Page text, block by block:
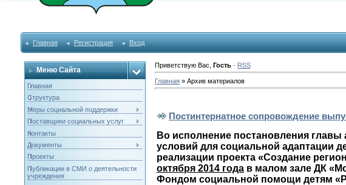
Главная Регистрация Вход
Меню Сайта
Главная
Структура
Меры социальной поддержки
Поставщики социальных услуг
Контакты
Документы
Проекты
Публикации в СМИ о деятельности
учреждения
Приветствую Вас Гость· RSS
Главная» Архив материалов
Постинтернатное сопровождение
Во исполнение постановления
условий для социальной адаптации
реализации проекта «Создание
октября 2014 годав малом зале ДК
Фондом социальной помощи детям